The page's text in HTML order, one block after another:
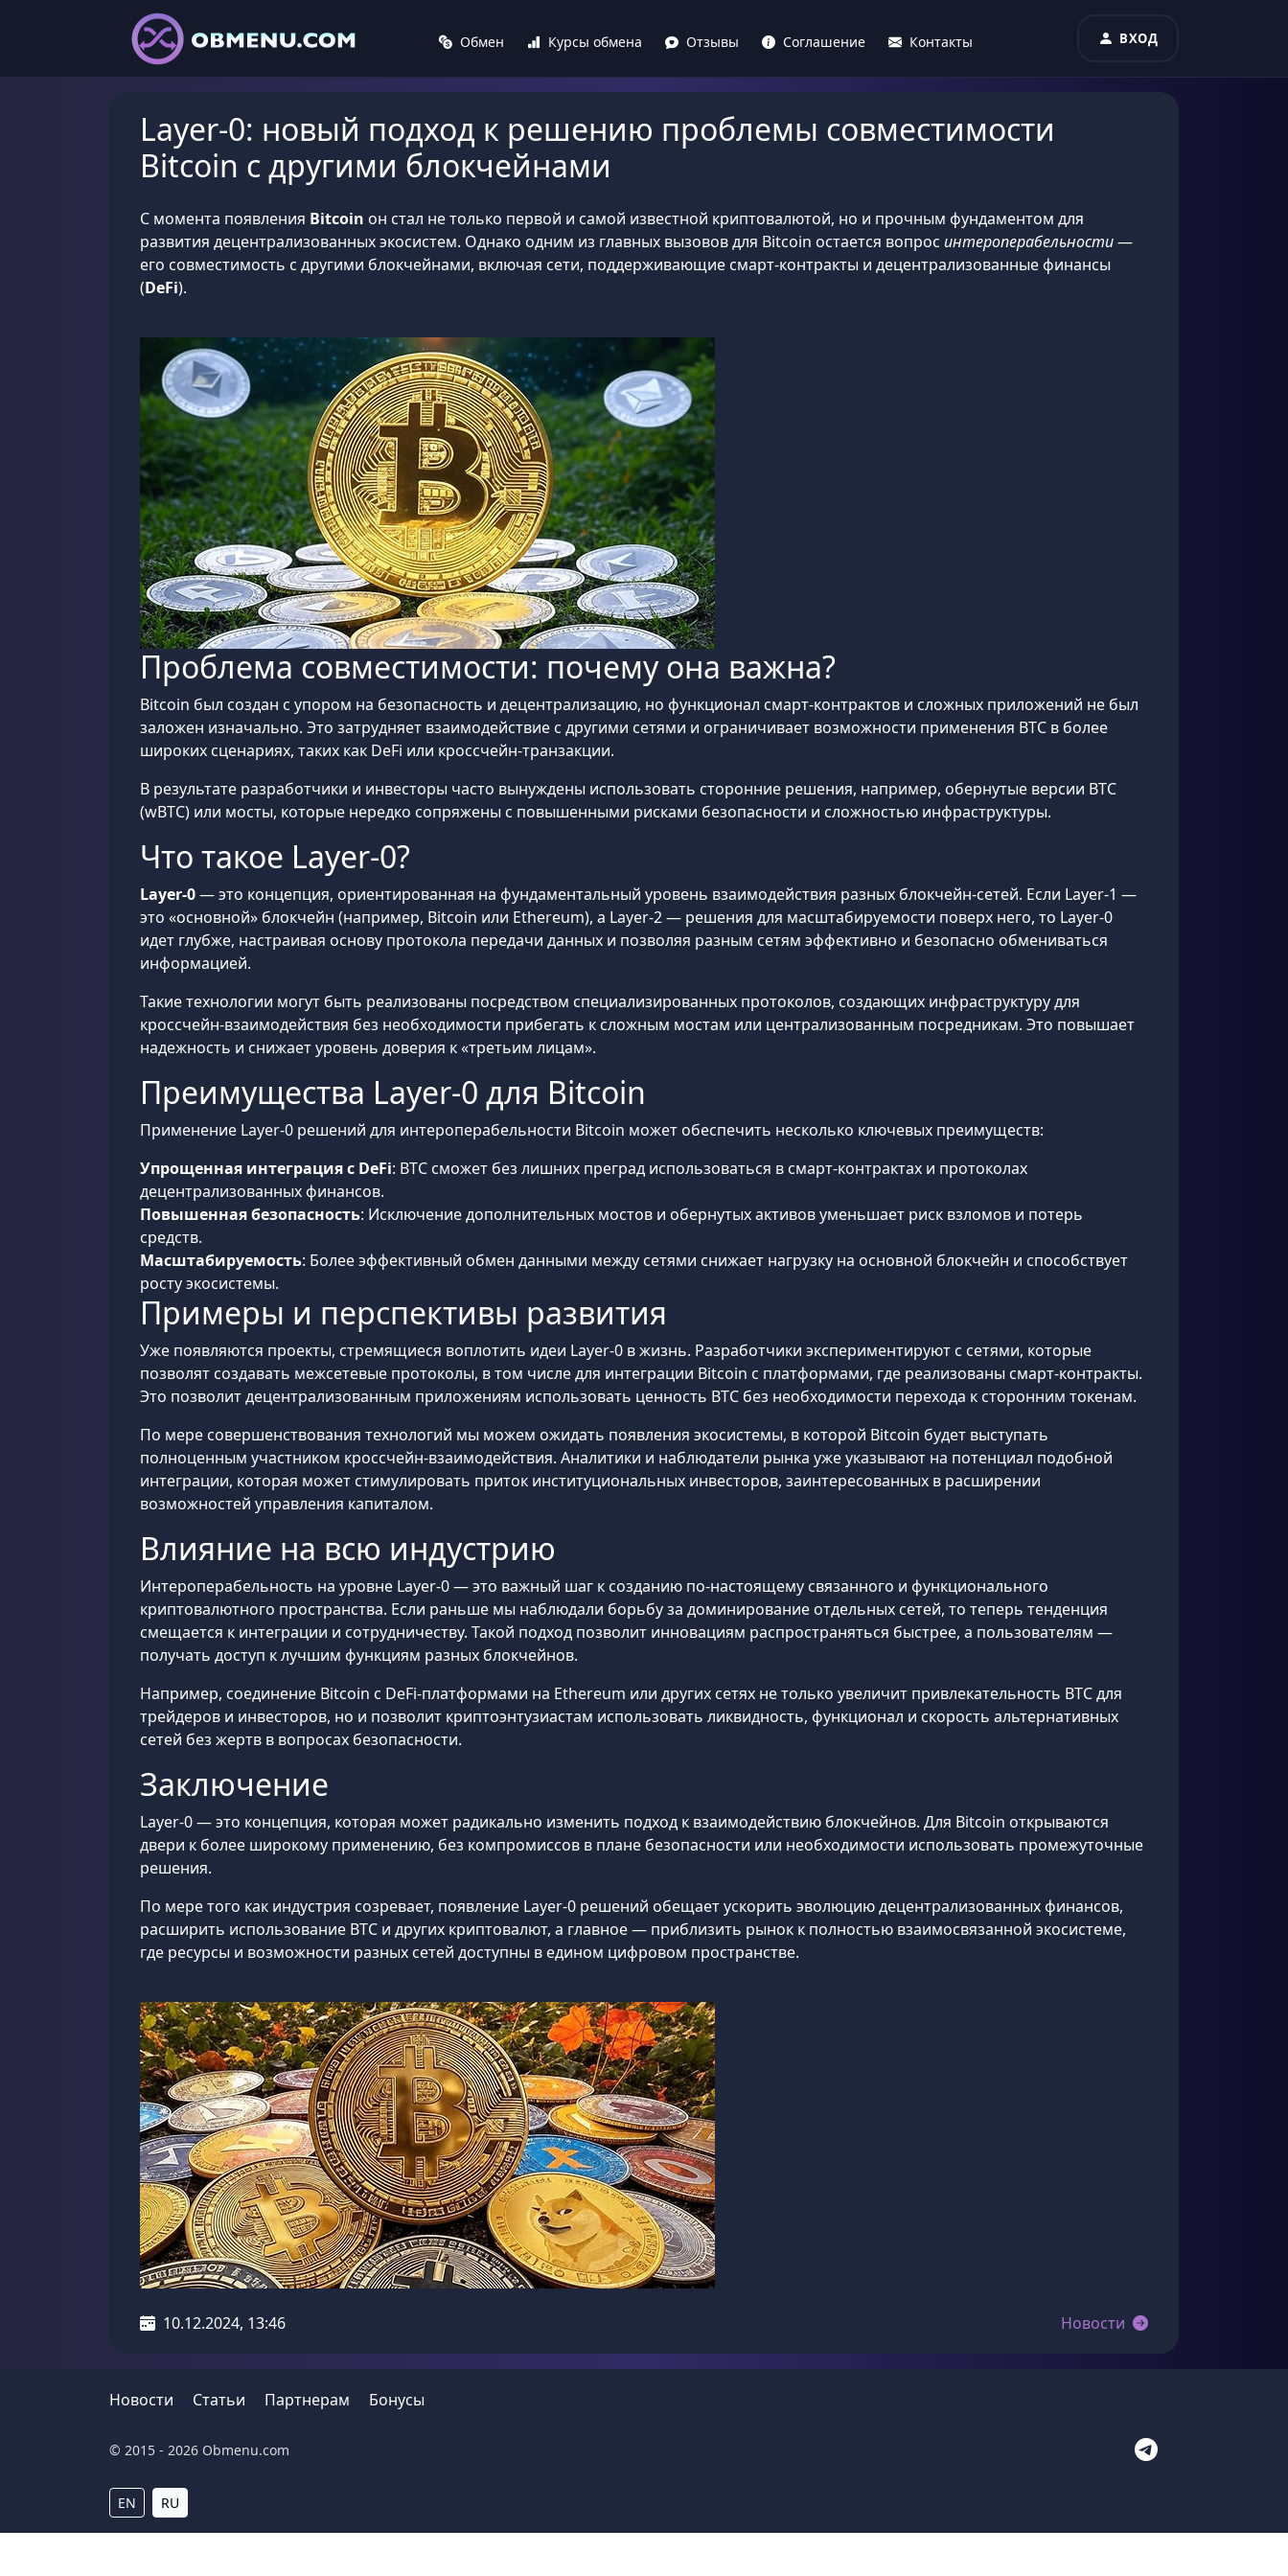
Обмен Курсы обмена Отзывы Соглашение Контакты ВХОД
Layer-0: новый подход к решению проблемы совместимости
Bitcoin с другими блокчейнами
С момента появления Bitcoin он стал не только первой и самой известной криптовалютой, но и прочным фундаментом для
развития децентрализованных экосистем. Однако одним из главных вызовов для Bitcoin остается вопрос интероперабельности—
его совместимость с другими блокчейнами, включая сети, поддерживающие смарт-контракты и децентрализованные финансы
(DeFi).
Проблема совместимости: почему она важна?
Bitcoin был создан с упором на безопасность и децентрализацию, но функционал смарт-контрактов и сложных приложений не был
заложен изначально. Это затрудняет взаимодействие с другими сетями и ограничивает возможности применения BTC в более
широких сценариях, таких как DeFi или кроссчейн-транзакции.
В результате разработчики и инвесторы часто вынуждены использовать сторонние решения, например, обернутые версии BTC
(wBTC) или мосты, которые нередко сопряжены с повышенными рисками безопасности и сложностью инфраструктуры.
Что такое Layer-0?
Layer-0— это концепция, ориентированная на фундаментальный уровень взаимодействия разных блокчейн-сетей. Если Layer-1 —
это «основной» блокчейн (например, Bitcoin или Ethereum), а Layer-2 — решения для масштабируемости поверх него, то Layer-0
идет глубже, настраивая основу протокола передачи данных и позволяя разным сетям эффективно и безопасно обмениваться
информацией.
Такие технологии могут быть реализованы посредством специализированных протоколов, создающих инфраструктуру для
кроссчейн-взаимодействия без необходимости прибегать к сложным мостам или централизованным посредникам. Это повышает
надежность и снижает уровень доверия к «третьим лицам».
Преимущества Layer-0 для Bitcoin
Применение Layer-0 решений для интероперабельности Bitcoin может обеспечить несколько ключевых преимуществ:
Упрощенная интеграция с DeFi: BTC сможет без лишних преград использоваться в смарт-контрактах и протоколах
децентрализованных финансов.
Повышенная безопасность: Исключение дополнительных мостов и обернутых активов уменьшает риск взломов и потерь
средств.
Масштабируемость: Более эффективный обмен данными между сетями снижает нагрузку на основной блокчейн и способствует
росту экосистемы.
Примеры и перспективы развития
Уже появляются проекты, стремящиеся воплотить идеи Layer-0 в жизнь. Разработчики экспериментируют с сетями, которые
позволят создавать межсетевые протоколы, в том числе для интеграции Bitcoin с платформами, где реализованы смарт-контракты.
Это позволит децентрализованным приложениям использовать ценность BTC без необходимости перехода к сторонним токенам.
По мере совершенствования технологий мы можем ожидать появления экосистемы, в которой Bitcoin будет выступать
полноценным участником кроссчейн-взаимодействия. Аналитики и наблюдатели рынка уже указывают на потенциал подобной
интеграции, которая может стимулировать приток институциональных инвесторов, заинтересованных в расширении
возможностей управления капиталом.
Влияние на всю индустрию
Интероперабельность на уровне Layer-0 — это важный шаг к созданию по-настоящему связанного и функционального
криптовалютного пространства. Если раньше мы наблюдали борьбу за доминирование отдельных сетей, то теперь тенденция
смещается к интеграции и сотрудничеству. Такой подход позволит инновациям распространяться быстрее, а пользователям —
получать доступ к лучшим функциям разных блокчейнов.
Например, соединение Bitcoin с DeFi-платформами на Ethereum или других сетях не только увеличит привлекательность BTC для
трейдеров и инвесторов, но и позволит криптоэнтузиастам использовать ликвидность, функционал и скорость альтернативных
сетей без жертв в вопросах безопасности.
Заключение
Layer-0 — это концепция, которая может радикально изменить подход к взаимодействию блокчейнов. Для Bitcoin открываются
двери к более широкому применению, без компромиссов в плане безопасности или необходимости использовать промежуточные
решения.
По мере того как индустрия созревает, появление Layer-0 решений обещает ускорить эволюцию децентрализованных финансов,
расширить использование BTC и других криптовалют, а главное — приблизить рынок к полностью взаимосвязанной экосистеме,
где ресурсы и возможности разных сетей доступны в едином цифровом пространстве.
10.12.2024, 13:46 Новости
Новости Статьи Партнерам Бонусы
© 2015 - 2026 Obmenu.com
EN RU